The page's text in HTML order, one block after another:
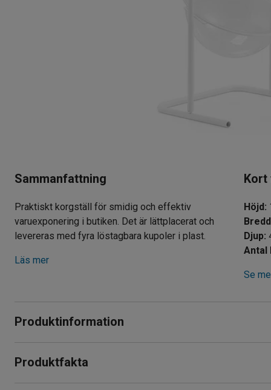
Sammanfattning
Praktiskt korgställ för smidig och effektiv
varuexponering i butiken. Det är lättplacerat och
levereras med fyra löstagbara kupoler i plast.
Läs mer
Kort
Höjd :
Bredd
Djup:
Se
Produktinformation
för varor som exempelvis frukt, grönsaker, läsk och godis.
Produktfakta